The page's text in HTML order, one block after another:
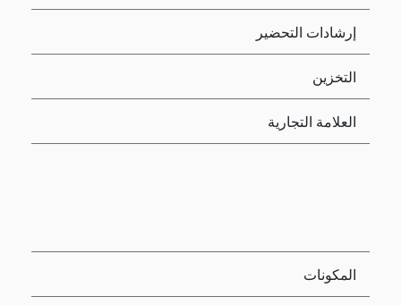
إرشادات التحضير
التخزين
العلامة التجارية
المكونات